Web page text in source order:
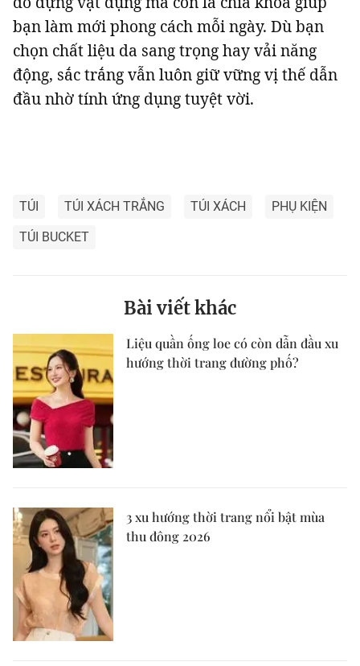
bạn làm mới phong cách mỗi ngày. Dù bạn
chọn chất liệu da sang trọng hay vải năng
động, sắc trắng vẫn luôn giữ vững vị thế dẫn
đầu nhờ tính ứng dụng tuyệt vời.
TÚI TÚI XÁCH TRẮNG TÚI XÁCH
PHỤ KIỆN
TÚI BUCKET
Bài viết khác
Liệu quần ống loe có còn dẫn đầu xu
hướng thời trang đường phố?
3 xu hướng thời trang nổi bật mùa
thu đông 2026